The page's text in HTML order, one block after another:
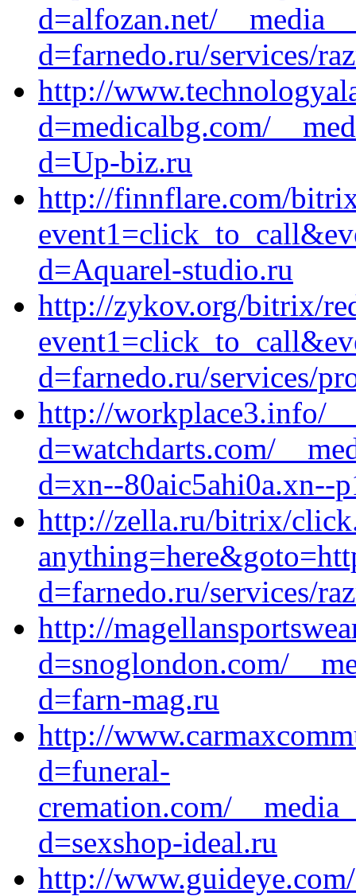
d=alfozan.net/
d=farnedo.ru/services/
http://
d=medicalbg.com/
d=Up-biz.ru
http://finnflare.com/
d=Aquarel-studio.ru
http://zykov.org/bitrix/
d=farnedo.ru/services/
http://workplace3.info/
d=watchdarts.com/
d=xn--80aic5ahi0a.xn--
http://zella.ru/bitrix/
d=farnedo.ru/services/
http://
d=snoglondon.com/
d=farn-mag.ru
http://
d=funeral-
cremation.com/
d=sexshop-ideal.ru
http://